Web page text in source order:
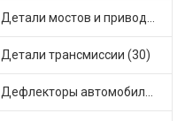
Детали мостов и привода трансмиссии (17)
Детали трансмиссии (30)
Дефлекторы автомобильные (1)